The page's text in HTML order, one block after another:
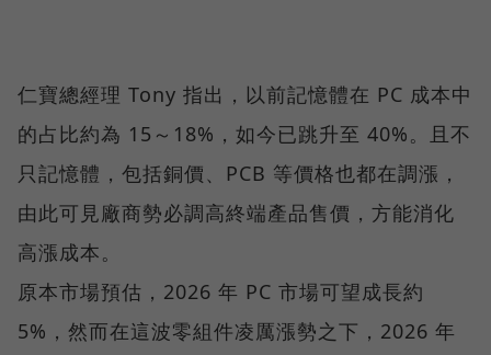
仁寶總經理 Tony 指出，以前記憶體在 PC 成本中
的占比約為 15～18%，如今已跳升至 40%。且不
只記憶體，包括銅價、PCB 等價格也都在調漲，
由此可見廠商勢必調高終端產品售價，方能消化
高漲成本。
原本市場預估，2026 年 PC 市場可望成長約
5%，然而在這波零組件凌厲漲勢之下，2026 年